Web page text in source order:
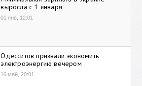
выросла с 1 января
01 янв, 12:01
Одесситов призвали экономить
электроэнергию вечером
16 май, 20:01